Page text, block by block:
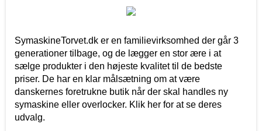
SymaskineTorvet.dk er en familievirksomhed der går 3
generationer tilbage, og de lægger en stor ære i at
sælge produkter i den højeste kvalitet til de bedste
priser. De har en klar målsætning om at være
danskernes foretrukne butik når der skal handles ny
symaskine eller overlocker. Klik her for at se deres
udvalg.